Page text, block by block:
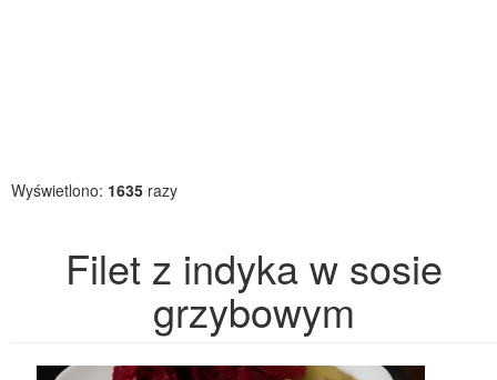
Wyświetlono: 1635 razy
Filet z indyka w sosie
grzybowym